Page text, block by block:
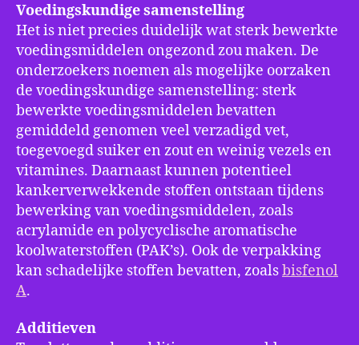
Voedingskundige samenstelling
Het is niet precies duidelijk wat sterk bewerkte
voedingsmiddelen ongezond zou maken. De
onderzoekers noemen als mogelijke oorzaken
de voedingskundige samenstelling: sterk
bewerkte voedingsmiddelen bevatten
gemiddeld genomen veel verzadigd vet,
toegevoegd suiker en zout en weinig vezels en
vitamines. Daarnaast kunnen potentieel
kankerverwekkende stoffen ontstaan tijdens
bewerking van voedingsmiddelen, zoals
acrylamide en polycyclische aromatische
koolwaterstoffen (PAK’s). Ook de verpakking
kan schadelijke stoffen bevatten, zoalsbisfenol
A.
Additieven